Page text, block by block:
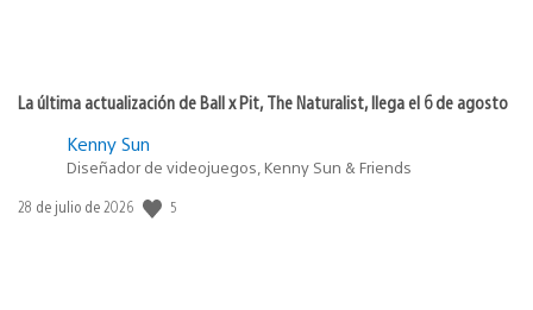
La última actualización de Ball x Pit, The Naturalist, llega el 6 de agosto
Kenny Sun
Diseñador de videojuegos, Kenny Sun & Friends
Fecha
28 de julio de 2026 5